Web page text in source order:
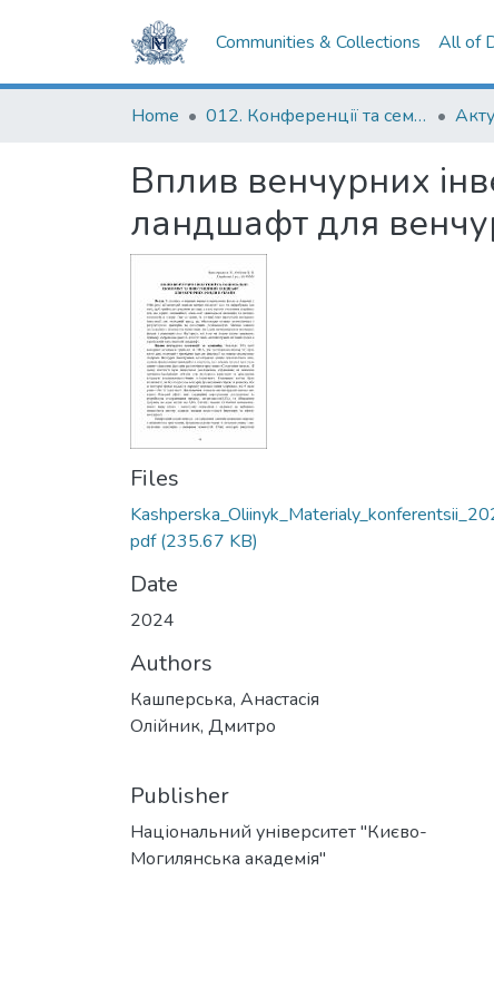
Communities & Collections All of
Home 012. Конференції та семінари НаУКМА
Вплив венчурних
ландшафт для
Files
pdf(235.67 KB)
Date
2024
Authors
Кашперська, Анастасія
Олійник, Дмитро
Publisher
Національний університет "Києво-
Могилянська академія"